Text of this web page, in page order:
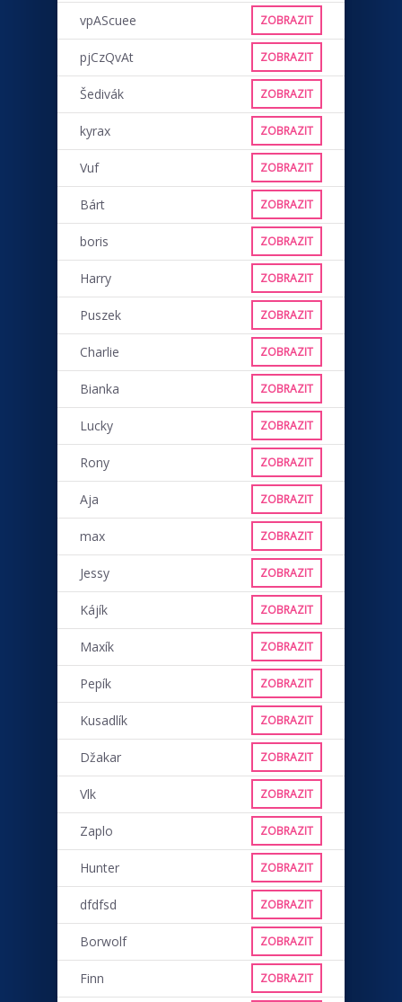
vpAScuee ZOBRAZIT
pjCzQvAt ZOBRAZIT
Šedivák ZOBRAZIT
kyrax ZOBRAZIT
Vuf ZOBRAZIT
Bárt ZOBRAZIT
boris ZOBRAZIT
Harry ZOBRAZIT
Puszek ZOBRAZIT
Charlie ZOBRAZIT
Bianka ZOBRAZIT
Lucky ZOBRAZIT
Rony ZOBRAZIT
Aja ZOBRAZIT
max ZOBRAZIT
Jessy ZOBRAZIT
Kájík ZOBRAZIT
Maxík ZOBRAZIT
Pepík ZOBRAZIT
Kusadlík ZOBRAZIT
Džakar ZOBRAZIT
Vlk ZOBRAZIT
Zaplo ZOBRAZIT
Hunter ZOBRAZIT
dfdfsd ZOBRAZIT
Borwolf ZOBRAZIT
Finn ZOBRAZIT